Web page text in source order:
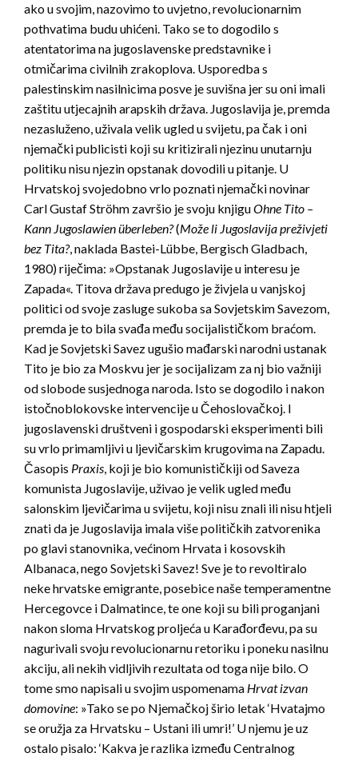
ako u svojim, nazovimo to uvjetno, revolucionarnim
pothvatima budu uhićeni. Tako se to dogodilo s
atentatorima na jugoslavenske predstavnike i
otmičarima civilnih zrakoplova. Usporedba s
palestinskim nasilnicima posve je suvišna jer su oni imali
zaštitu utjecajnih arapskih država. Jugoslavija je, premda
nezasluženo, uživala velik ugled u svijetu, pa čak i oni
njemački publicisti koji su kritizirali njezinu unutarnju
politiku nisu njezin opstanak dovodili u pitanje. U
Hrvatskoj svojedobno vrlo poznati njemački novinar
Carl Gustaf Ströhm završio je svoju knjiguOhne Tito –
Kann Jugoslawien überleben?(Može li Jugoslavija preživjeti
bez Tita?, naklada Bastei-Lübbe, Bergisch Gladbach,
1980) riječima: »Opstanak Jugoslavije u interesu je
Zapada«. Titova država predugo je živjela u vanjskoj
politici od svoje zasluge sukoba sa Sovjetskim Savezom,
premda je to bila svađa među socijalističkom braćom.
Kad je Sovjetski Savez ugušio mađarski narodni ustanak
Tito je bio za Moskvu jer je socijalizam za nj bio važniji
od slobode susjednoga naroda. Isto se dogodilo i nakon
istočnoblokovske intervencije u Čehoslovačkoj. I
jugoslavenski društveni i gospodarski eksperimenti bili
su vrlo primamljivi u ljevičarskim krugovima na Zapadu.
Časopis Praxis, koji je bio komunističkiji od Saveza
komunista Jugoslavije, uživao je velik ugled među
salonskim ljevičarima u svijetu, koji nisu znali ili nisu htjeli
znati da je Jugoslavija imala više političkih zatvorenika
po glavi stanovnika, većinom Hrvata i kosovskih
Albanaca, nego Sovjetski Savez! Sve je to revoltiralo
neke hrvatske emigrante, posebice naše temperamentne
Hercegovce i Dalmatince, te one koji su bili proganjani
nakon sloma Hrvatskog proljeća u Karađorđevu, pa su
nagurivali svoju revolucionarnu retoriku i poneku nasilnu
akciju, ali nekih vidljivih rezultata od toga nije bilo. O
tome smo napisali u svojim uspomenama Hrvat izvan
domovine: »Tako se po Njemačkoj širio letak ‘Hvatajmo
se oružja za Hrvatsku – Ustani ili umri!’ U njemu je uz
ostalo pisalo: ‘Kakva je razlika između Centralnog